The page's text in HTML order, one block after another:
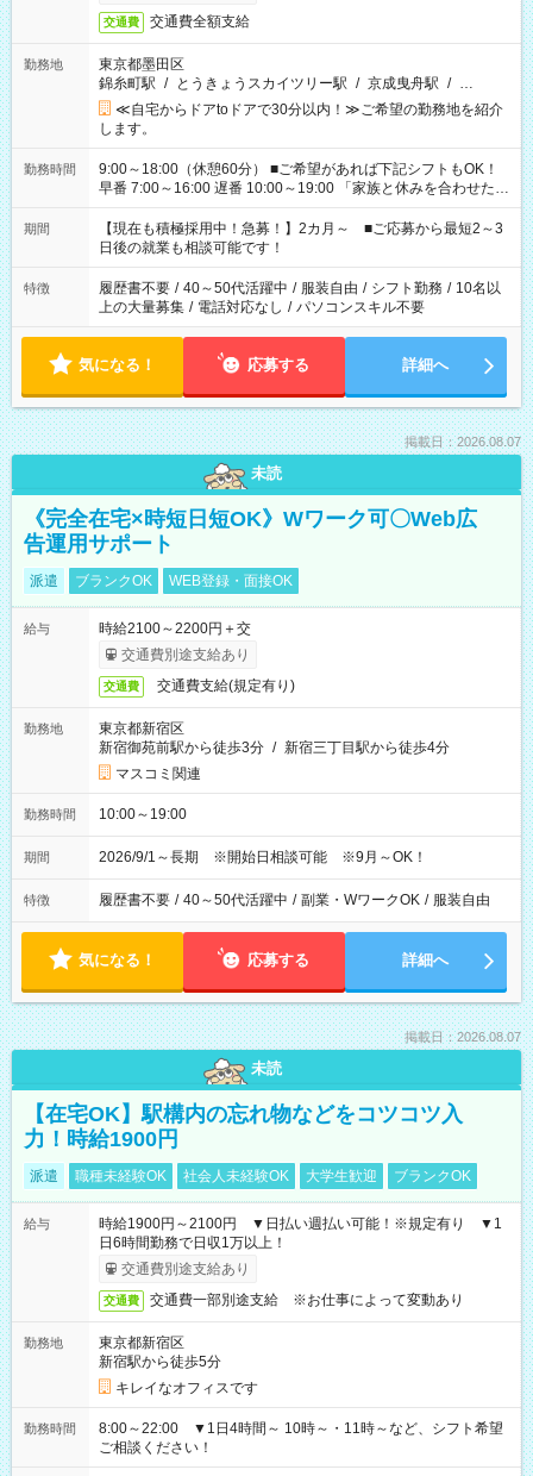
交通費 交通費全額支給
勤務地
東京都墨田区
錦糸町駅 / とうきょうスカイツリー駅 / 京成曳舟駅 / …
≪自宅からドアtoドアで30分以内！≫ご希望の勤務地を紹介
します。
勤務時間
9:00～18:00（休憩60分） ■ご希望があれば下記シフトもOK！
早番 7:00～16:00 遅番 10:00～19:00 「家族と休みを合わせた
い」 「余裕を持って夕飯の準備がしたい」 「できれば残業はし
たくない」 など、ご希望を教えてくださいね。 ※Wワーク希望
の方へ 今ご覧のお仕事で希望する勤務時間と、もう1つのお仕事
の勤務時間。 合計で週40時間を超える場合は応募できません。
期間
【現在も積極採用中！急募！】2カ月～ ■ご応募から最短2～3
日後の就業も相談可能です！
特徴 履歴書不要 / 40～50代活躍中 / 服装自由 / シフト勤務 / 10名以
上の大量募集 / 電話対応なし / パソコンスキル不要
気になる！ 応募する 詳細へ
掲載日：2026.08.07
未読
《完全在宅×時短日短OK》Wワーク可〇Web広
告運用サポート
派遣 ブランクOK WEB登録・面接OK
給与
時給2100～2200円＋交
交通費別途支給あり
交通費 交通費支給(規定有り)
勤務地
東京都新宿区
新宿御苑前駅から徒歩3分 / 新宿三丁目駅から徒歩4分
マスコミ関連
勤務時間 10:00～19:00
期間 2026/9/1～長期 ※開始日相談可能 ※9月～OK！
特徴 履歴書不要 / 40～50代活躍中 / 副業・WワークOK / 服装自由
気になる！ 応募する 詳細へ
掲載日：2026.08.07
未読
【在宅OK】駅構内の忘れ物などをコツコツ入
力！時給1900円
派遣 職種未経験OK 社会人未経験OK 大学生歓迎 ブランクOK
給与
時給1900円～2100円 ▼日払い週払い可能！※規定有り ▼1
日6時間勤務で日収1万以上！
交通費別途支給あり
交通費 交通費一部別途支給 ※お仕事によって変動あり
勤務地
東京都新宿区
新宿駅から徒歩5分
キレイなオフィスです
勤務時間
8:00～22:00 ▼1日4時間～ 10時～・11時～など、シフト希望
ご相談ください！